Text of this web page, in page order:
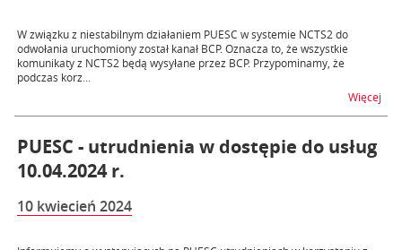
W związku z niestabilnym działaniem PUESC w systemie NCTS2 do
odwołania uruchomiony został kanał BCP. Oznacza to, że wszystkie
komunikaty z NCTS2 będą wysyłane przez BCP. Przypominamy, że
podczas korz...
Więcej
PUESC - utrudnienia w dostępie do usług
10.04.2024 r.
10 kwiecień 2024